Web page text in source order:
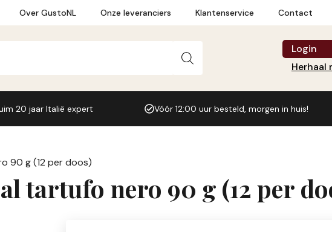
Over GustoNL Onze leveranciers Klantenservice Contact
Login
Herhaal
20 jaar Italië expert Vóór 12:00 uur besteld, morgen in huis!
90 g (12 per doos)
tartufo nero 90 g (12 per
Maionese
al
tartufo
g
(12